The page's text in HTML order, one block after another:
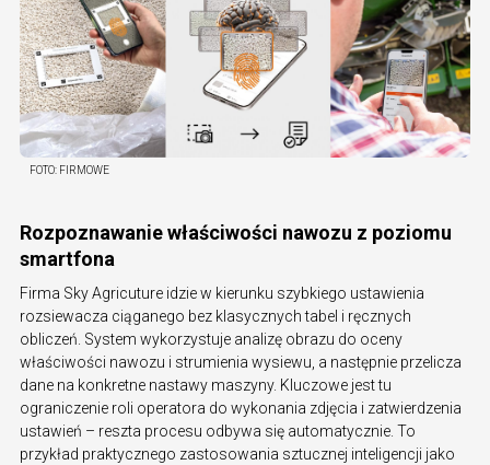
FOTO: FIRMOWE
Rozpoznawanie właściwości nawozu z poziomu
smartfona
Firma Sky Agricuture idzie w kierunku szybkiego ustawienia
rozsiewacza ciąganego bez klasycznych tabel i ręcznych
obliczeń. System wykorzystuje analizę obrazu do oceny
właściwości nawozu i strumienia wysiewu, a następnie przelicza
dane na konkretne nastawy maszyny. Kluczowe jest tu
ograniczenie roli operatora do wykonania zdjęcia i zatwierdzenia
ustawień – reszta procesu odbywa się automatycznie. To
przykład praktycznego zastosowania sztucznej inteligencji jako